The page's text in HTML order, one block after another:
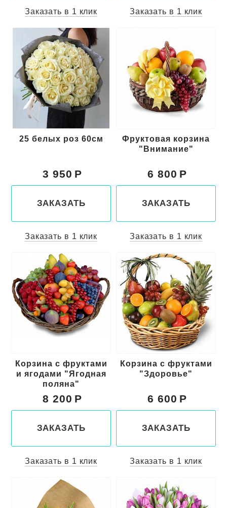
Заказать в 1 клик Заказать в 1 клик
25 белых роз 60см
3 950
ЗАКАЗАТЬ
Заказать в 1 клик
Фруктовая корзина
"Внимание"
6 800
ЗАКАЗАТЬ
Заказать в 1 клик
Корзина с фруктами
и ягодами "Ягодная
поляна"
8 200
ЗАКАЗАТЬ
Заказать в 1 клик
Корзина с фруктами
"Здоровье"
6 600
ЗАКАЗАТЬ
Заказать в 1 клик